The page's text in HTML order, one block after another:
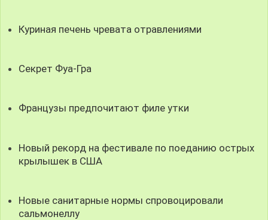
Куриная печень чревата отравлениями
Секрет Фуа-Гра
Французы предпочитают филе утки
Новый рекорд на фестивале по поеданию острых
крылышек в США
Новые санитарные нормы спровоцировали
сальмонеллу